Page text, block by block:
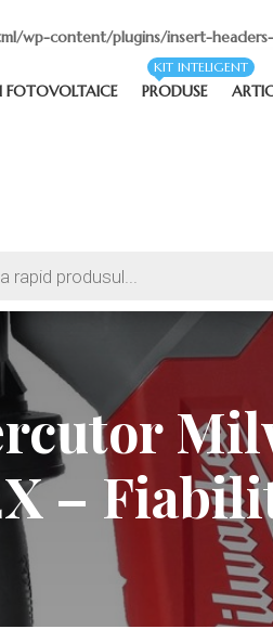
wp-content/plugins/insert-
FOTOVOLTAICE PRODUSE
KIT INTELIGENT
–